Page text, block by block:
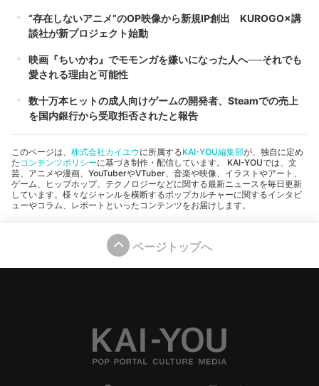
“存在しないアニメ”のOP映像から新規IP創出 KUROGO×講
談社が新プロジェクト始動
映画『ちいかわ』でモモンガを嫌いになった人へ──それでも
愛される理由と可能性
数十万本ヒットの成人向けゲームの開発者、Steamでの売上
を国内銀行から受取拒否されたと報告
このページは、 株式会社カイユウに所属するKAI-YOU編集部が、独自に定め
た コンテンツポリシーに基づき制作・配信しています。 KAI-YOUでは、文
芸、アニメや漫画、YouTuberやVTuber、音楽や映像、イラストやアート、
ゲーム、ヒップホップ、テクノロジーなどに関する最新ニュースを毎日更新
しています。様々なジャンルを横断するポップカルチャーに関するインタビ
ューやコラム、レポートといったコンテンツをお届けします。
ページトップへ